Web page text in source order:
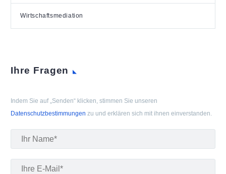
Wirtschaftsmediation
Ihre Fragen
Indem Sie auf „Senden“ klicken, stimmen Sie unseren
Datenschutzbestimmungen zu und erklären sich mit ihnen einverstanden.